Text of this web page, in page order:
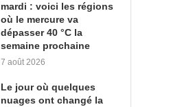
mardi : voici les régions
où le mercure va
dépasser 40 °C la
semaine prochaine
7 août 2026
Le jour où quelques
nuages ont changé la